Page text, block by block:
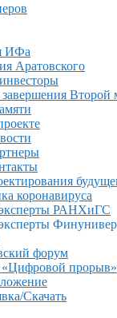
ИФа
Аратовского
завершения
коронавируса
эксперты РАНХиГС
форум
«Цифровой прорыв»
Скачать